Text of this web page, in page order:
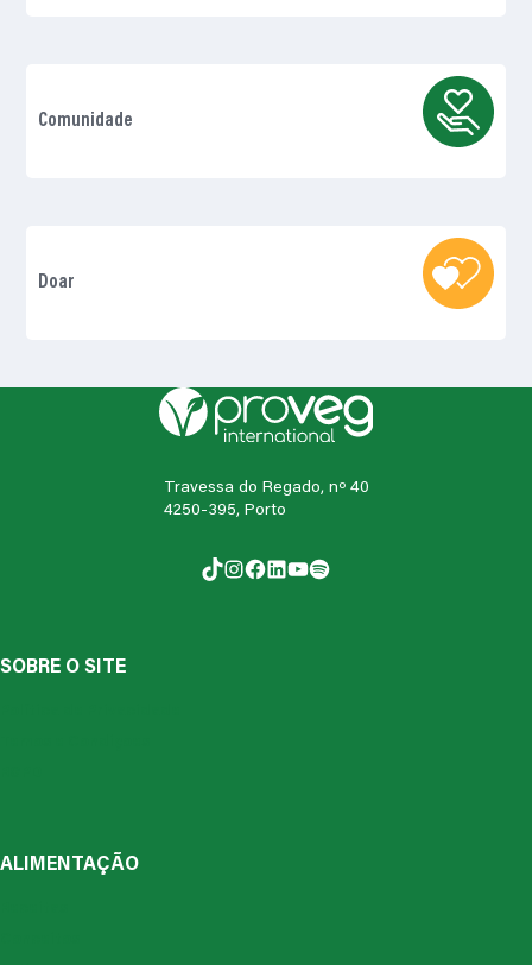
Comunidade
Doar
Travessa do Regado, nº 40
4250-395, Porto
TikTok Instagram Facebook LinkedIn YouTube Spotify
SOBRE O SITE
ALIMENTAÇÃO